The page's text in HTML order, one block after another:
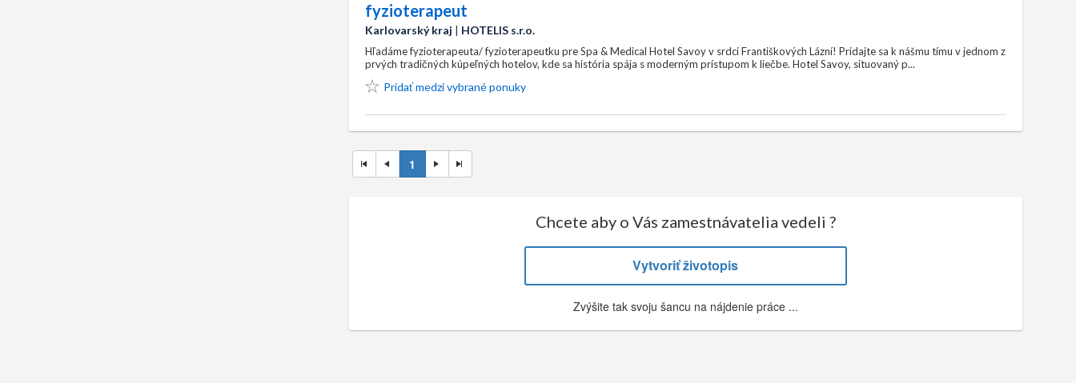
fyzioterapeut
Karlovarský kraj | HOTELIS s.r.o.
Hľadáme fyzioterapeuta/ fyzioterapeutku pre Spa & Medical Hotel Savoy v srdci Františkových Lázní! Pridajte sa k nášmu tímu v jednom z
prvých tradičných kúpeľných hotelov, kde sa história spája s moderným prístupom k liečbe. Hotel Savoy, situovaný p...
Pridať medzi vybrané ponuky
1
Chcete aby o Vás zamestnávatelia vedeli ?
Vytvoriť životopis
Zvýšite tak svoju šancu na nájdenie práce ...